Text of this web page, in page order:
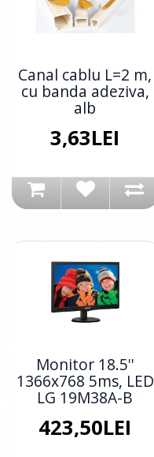
Canal cablu L=2 m,
cu banda adeziva,
alb
3,63LEI
Monitor 18.5''
1366x768 5ms, LED
LG 19M38A-B
423,50LEI